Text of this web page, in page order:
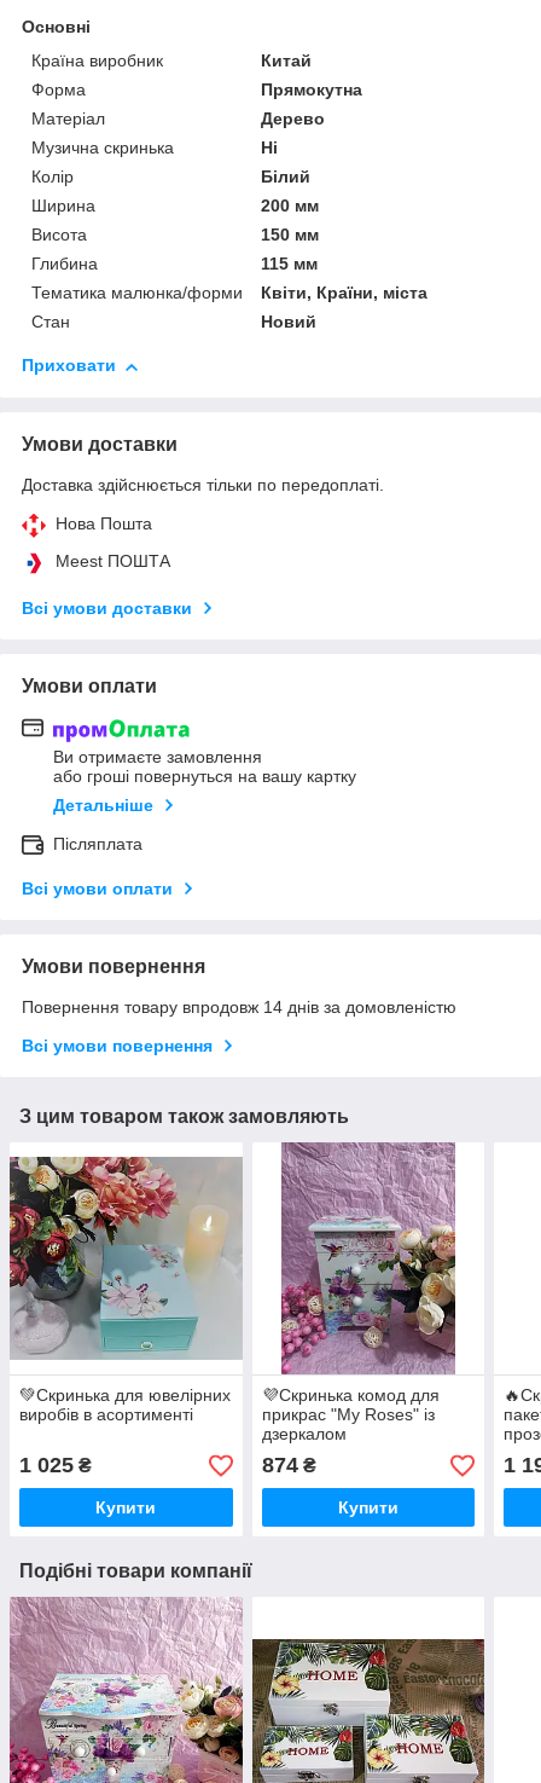
Основні
Країна виробник
Китай
Форма
Прямокутна
Матеріал
Дерево
Музична скринька
Ні
Колір
Білий
Ширина
200 мм
Висота
150 мм
Глибина
115 мм
Тематика малюнка/форми
Квіти, Країни, міста
Стан
Новий
Приховати
Умови доставки
Доставка здійснюється тільки по передоплаті.
Нова Пошта
Meest ПОШТА
Всі умови доставки
Умови оплати
Ви отримаєте замовлення
або гроші повернуться на вашу картку
Детальніше
Післяплата
Всі умови оплати
Умови повернення
Повернення товару впродовж 14 днів за домовленістю
Всі умови повернення
З цим товаром також замовляють
💚Скринька для ювелірних
виробів в асортименті
1 025 ₴
Купити
💜Скринька комод для
прикрас "My Roses" із
дзеркалом
874₴
Купити
1
Подібні товари компанії